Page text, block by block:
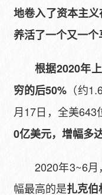
地卷入了资本主
养活了一个又一个
根据2020年
穷的后50% （约
月17日，全美643
0亿美元，增幅多
2020年3~6
幅最高的是扎克伯